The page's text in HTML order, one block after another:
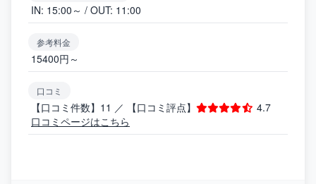
IN: 15:00～ / OUT: 11:00
参考料金
15400円～
口コミ
【口コミ件数】11 ／ 【口コミ評点】
4.7
口コミページはこちら